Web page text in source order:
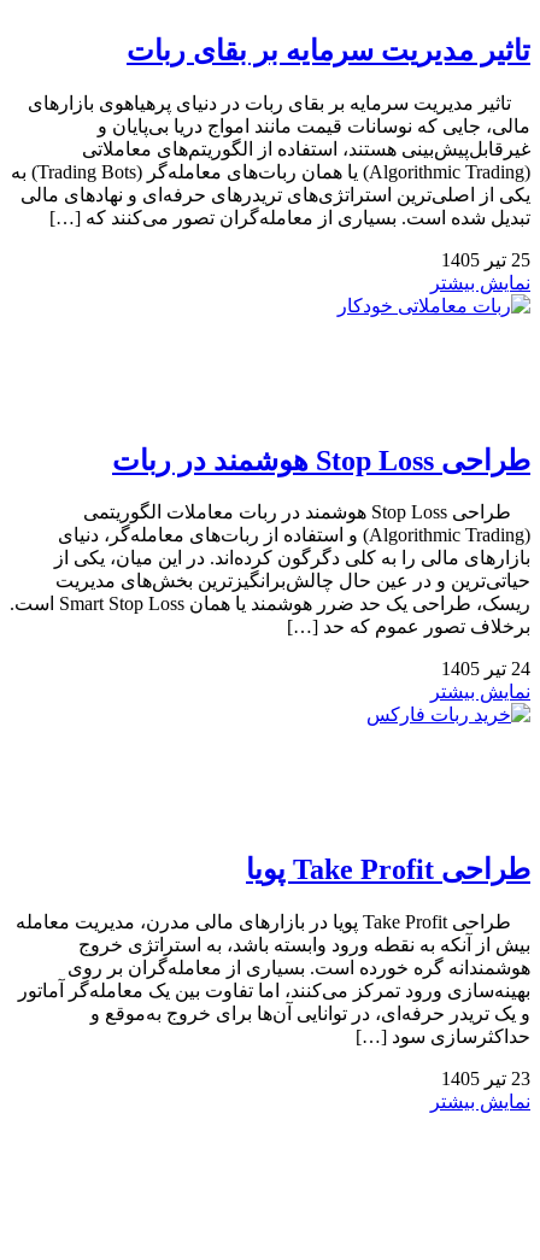
تاثیر مدیریت سرمایه بر بقای ربات
تاثیر مدیریت سرمایه بر بقای ربات در دنیای پرهیاهوی بازارهای
مالی، جایی که نوسانات قیمت مانند امواج دریا بی‌پایان و
غیرقابل‌پیش‌بینی هستند، استفاده از الگوریتم‌های معاملاتی
(Algorithmic Trading) یا همان ربات‌های معامله‌گر (Trading Bots) به
یکی از اصلی‌ترین استراتژی‌های تریدرهای حرفه‌ای و نهادهای مالی
تبدیل شده است. بسیاری از معامله‌گران تصور می‌کنند که […]
25 تیر 1405
نمایش بیشتر
طراحی Stop Loss هوشمند در ربات
طراحی Stop Loss هوشمند در ربات معاملات الگوریتمی
(Algorithmic Trading) و استفاده از ربات‌های معامله‌گر، دنیای
بازارهای مالی را به کلی دگرگون کرده‌اند. در این میان، یکی از
حیاتی‌ترین و در عین حال چالش‌برانگیزترین بخش‌های مدیریت
ریسک، طراحی یک حد ضرر هوشمند یا همان Smart Stop Loss است.
برخلاف تصور عموم که حد […]
24 تیر 1405
نمایش بیشتر
طراحی Take Profit پویا
طراحی Take Profit پویا در بازارهای مالی مدرن، مدیریت معامله
بیش از آنکه به نقطه ورود وابسته باشد، به استراتژی خروج
هوشمندانه گره خورده است. بسیاری از معامله‌گران بر روی
بهینه‌سازی ورود تمرکز می‌کنند، اما تفاوت بین یک معامله‌گر آماتور
و یک تریدر حرفه‌ای، در توانایی آن‌ها برای خروج به‌موقع و
حداکثرسازی سود […]
23 تیر 1405
نمایش بیشتر